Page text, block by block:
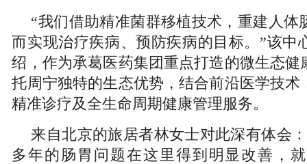
“我们借助精准菌群移植技术，重建人体
而实现治疗疾病、预防疾病的目标。”该中
绍，作为承葛医药集团重点打造的微生态健
托周宁独特的生态优势，结合前沿医学技术
精准诊疗及全生命周期健康管理服务。
来自北京的旅居者林女士对此深有体会
多年的肠胃问题在这里得到明显改善，